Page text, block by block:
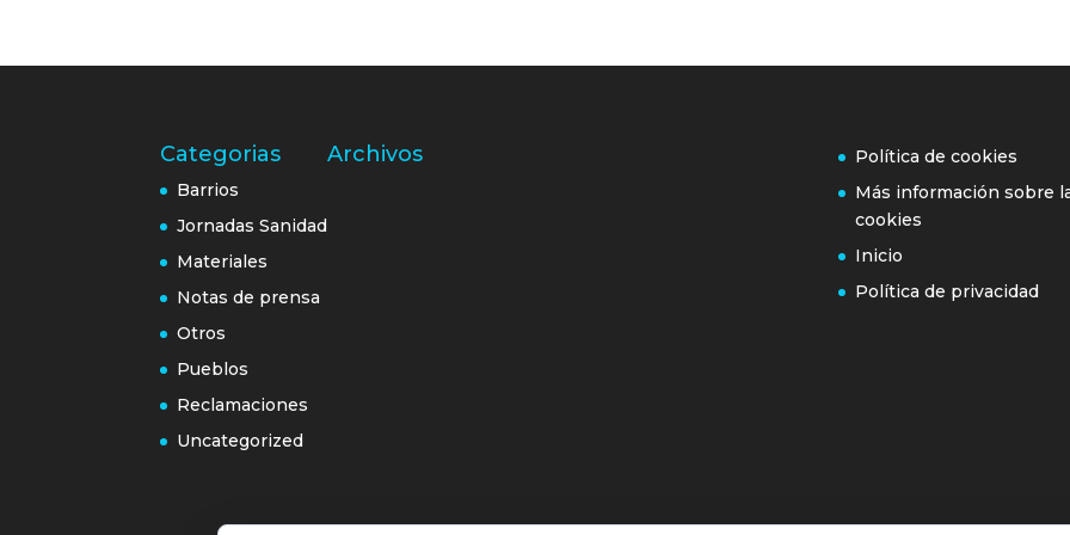
Categorias
Barrios
Jornadas Sanidad
Materiales
Notas de prensa
Otros
Pueblos
Reclamaciones
Uncategorized
Archivos
Política de cookies
Más información sobre
cookies
Inicio
Política de privacidad